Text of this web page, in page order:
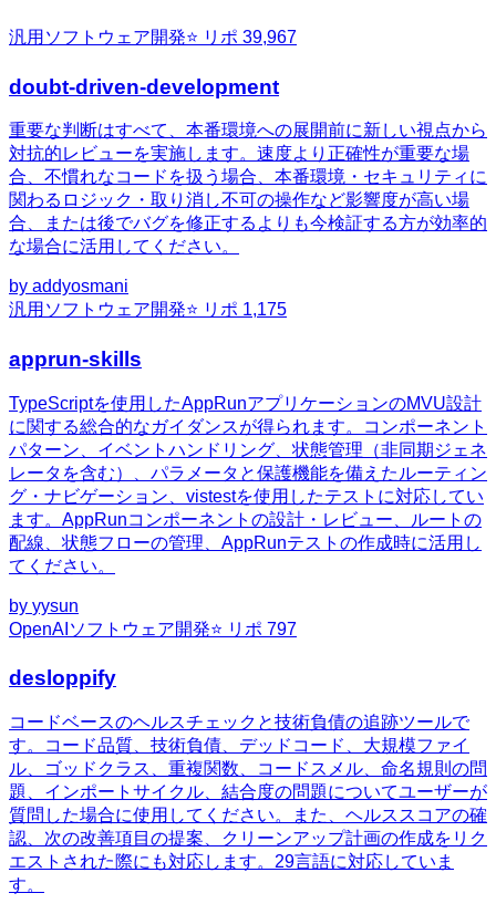
汎用 ソフトウェア開発⭐ リポ 39,967
doubt-driven-development
重要な判断はすべて、本番環境への展開前に新しい視点から
対抗的レビューを実施します。速度より正確性が重要な場
合、不慣れなコードを扱う場合、本番環境・セキュリティに
関わるロジック・取り消し不可の操作など影響度が高い場
合、または後でバグを修正するよりも今検証する方が効率的
な場合に活用してください。
by addyosmani
汎用 ソフトウェア開発⭐ リポ 1,175
apprun-skills
TypeScriptを使用したAppRunアプリケーションのMVU設計
に関する総合的なガイダンスが得られます。コンポーネント
パターン、イベントハンドリング、状態管理（非同期ジェネ
レータを含む）、パラメータと保護機能を備えたルーティン
グ・ナビゲーション、vistestを使用したテストに対応してい
ます。AppRunコンポーネントの設計・レビュー、ルートの
配線、状態フローの管理、AppRunテストの作成時に活用し
てください。
by yysun
OpenAI ソフトウェア開発⭐ リポ 797
desloppify
コードベースのヘルスチェックと技術負債の追跡ツールで
す。コード品質、技術負債、デッドコード、大規模ファイ
ル、ゴッドクラス、重複関数、コードスメル、命名規則の問
題、インポートサイクル、結合度の問題についてユーザーが
質問した場合に使用してください。また、ヘルススコアの確
認、次の改善項目の提案、クリーンアップ計画の作成をリク
エストされた際にも対応します。29言語に対応していま
す。